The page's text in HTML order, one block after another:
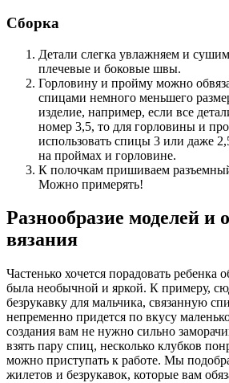
Сборка
Детали слегка увлажняем и
плечевые и боковые швы.
Горловину и пройму можно
спицами немного меньшего
изделие, например, если все
номер 3,5, то для горловины и
использовать спицы 3 или даже
на проймах и горловине.
К полочкам пришиваем
Можно примерять!
Разнообразие моделей и
вязания
Частенько хочется порадовать ребенка
была необычной и яркой. К примеру,
безрукавку для мальчика, связанную
непременно придется по вкусу
создания вам не нужно сильно
взять пару спиц, несколько клубков
можно приступать к работе. Мы
жилетов и безрукавок, которые вам